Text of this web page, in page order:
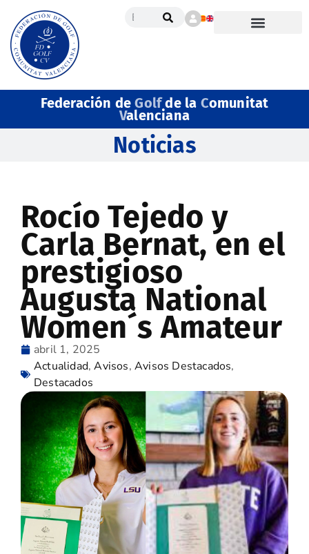
Federación deGolfde la Comunitat
Valenciana
Noticias
Rocío Tejedo y
Carla Bernat, en el
prestigioso
Augusta National
Women´s Amateur
abril 1, 2025
Actualidad,Avisos,Avisos Destacados,
Destacados